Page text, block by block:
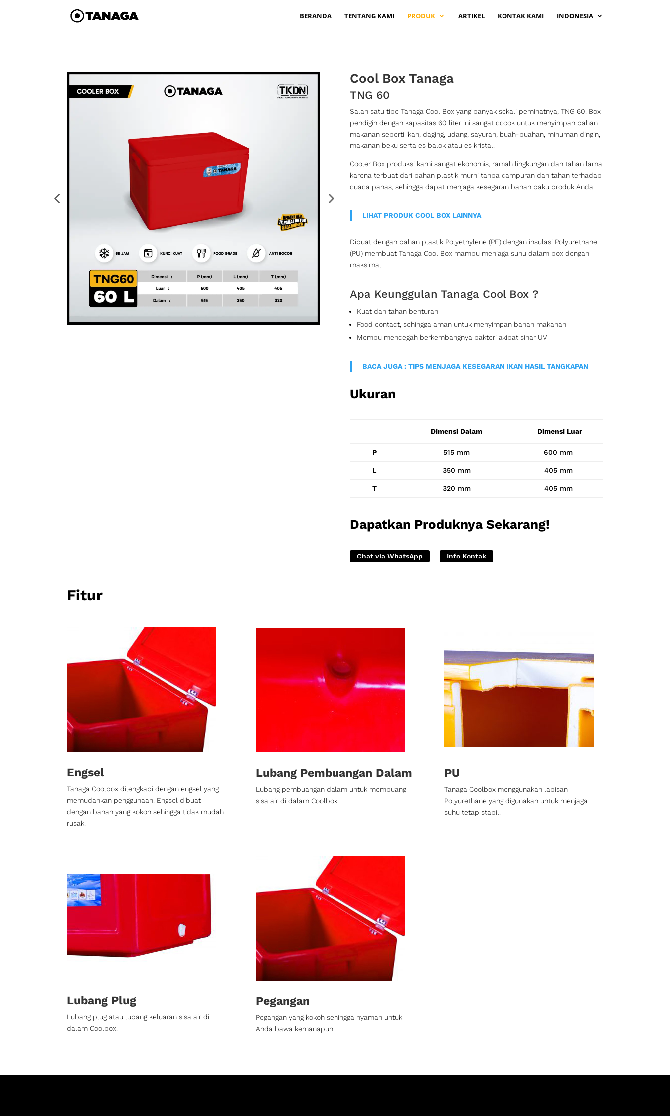
BERANDA TENTANG KAMI PRODUK ARTIKEL KONTAK KAMI INDONESIA
Cool Box Tanaga
TNG 60
Salah satu tipe Tanaga Cool Box yang banyak sekali peminatnya, TNG 60. Box
pendigin dengan kapasitas 60 liter ini sangat cocok untuk menyimpan bahan
makanan seperti ikan, daging, udang, sayuran, buah-buahan, minuman dingin,
makanan beku serta es balok atau es kristal.
Cooler Box produksi kami sangat ekonomis, ramah lingkungan dan tahan lama
karena terbuat dari bahan plastik murni tanpa campuran dan tahan terhadap
cuaca panas, sehingga dapat menjaga kesegaran bahan baku produk Anda.
LIHAT PRODUK COOL BOX LAINNYA
Dibuat dengan bahan plastik Polyethylene (PE) dengan insulasi Polyurethane
(PU) membuat Tanaga Cool Box mampu menjaga suhu dalam box dengan
maksimal.
Apa Keunggulan Tanaga Cool Box ?
Kuat dan tahan benturan
Food contact, sehingga aman untuk menyimpan bahan makanan
Mempu mencegah berkembangnya bakteri akibat sinar UV
BACA JUGA : TIPS MENJAGA KESEGARAN IKAN HASIL TANGKAPAN
Ukuran
Dimensi Dalam Dimensi Luar
P 515 mm 600 mm
L 350 mm 405 mm
T 320 mm 405 mm
Dapatkan Produknya Sekarang!
Chat via WhatsApp Info Kontak
Fitur
Engsel
Tanaga Coolbox dilengkapi dengan engsel yang
memudahkan penggunaan. Engsel dibuat
dengan bahan yang kokoh sehingga tidak mudah
rusak.
Lubang Pembuangan Dalam
Lubang pembuangan dalam untuk membuang
sisa air di dalam Coolbox.
PU
Tanaga Coolbox menggunakan lapisan
Polyurethane yang digunakan untuk menjaga
suhu tetap stabil.
Lubang Plug
Lubang plug atau lubang keluaran sisa air di
dalam Coolbox.
Pegangan
Pegangan yang kokoh sehingga nyaman untuk
Anda bawa kemanapun.